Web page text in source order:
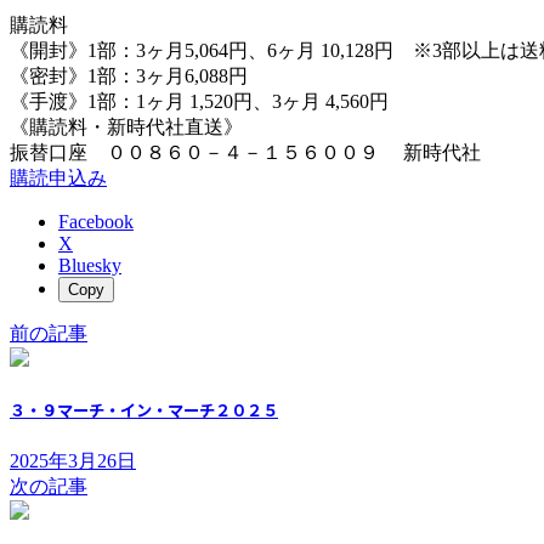
購読料
《開封》1部：3ヶ月5,064円、6ヶ月 10,128円 ※3部以上は送
《密封》1部：3ヶ月6,088円
《手渡》1部：1ヶ月 1,520円、3ヶ月 4,560円
《購読料・新時代社直送》
振替口座 ００８６０－４－１５６００９ 新時代社
購読申込み
Facebook
X
Bluesky
Copy
前の記事
３・９マーチ・イン・マーチ２０２５
2025年3月26日
次の記事